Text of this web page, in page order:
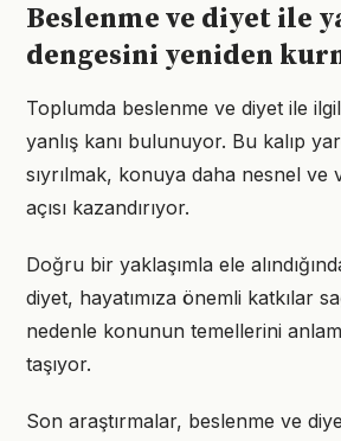
Beslenme ve diyet ile
dengesini yeniden
Toplumda beslenme ve diyet ile
yanlış kanı bulunuyor. Bu kalıp
sıyrılmak, konuya daha nesnel ve
açısı kazandırıyor.
Doğru bir yaklaşımla ele
diyet, hayatımıza önemli katkılar
nedenle konunun temellerini
taşıyor.
Son araştırmalar, beslenme ve